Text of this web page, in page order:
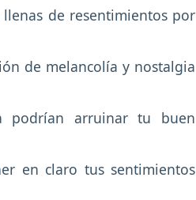
llenas de resentimientos por
de melancolía y nostalgia
podrían arruinar tu buen
en claro tus sentimientos